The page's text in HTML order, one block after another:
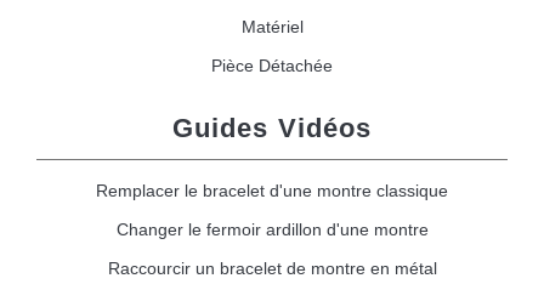
Matériel
Pièce Détachée
Guides Vidéos
Remplacer le bracelet d'une montre classique
Changer le fermoir ardillon d'une montre
Raccourcir un bracelet de montre en métal